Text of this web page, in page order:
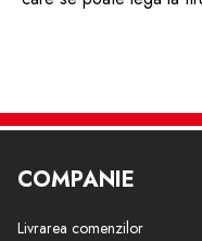
COMPANIE
Livrarea comenzilor